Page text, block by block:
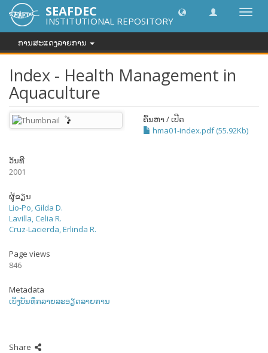
SEAFDEC
INSTITUTIONAL REPOSITORY
ການສະແດງລາຍການ
Index - Health Management in
Aquaculture
ຄົ້ນຫາ / ເປີດ
hma01-index.pdf (55.92Kb)
ວັນທີ
2001
ຜູ້ຂຽນ
Lio-Po, Gilda D.
Lavilla, Celia R.
Cruz-Lacierda, Erlinda R.
Page views
846
Metadata
ເບິ່ງບັນທຶກລາຍລະອຽດລາຍການ
Share